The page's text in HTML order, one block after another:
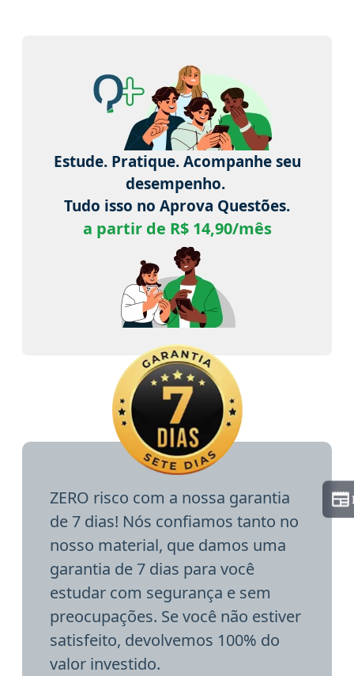
Estude. Pratique. Acompanhe seu
desempenho.
Tudo isso no Aprova Questões.
a partir de R$ 14,90/mês
ZERO risco com a nossa garantia
de 7 dias! Nós confiamos tanto no
nosso material, que damos uma
garantia de 7 dias para você
estudar com segurança e sem
preocupações. Se você não estiver
satisfeito, devolvemos 100% do
valor investido.